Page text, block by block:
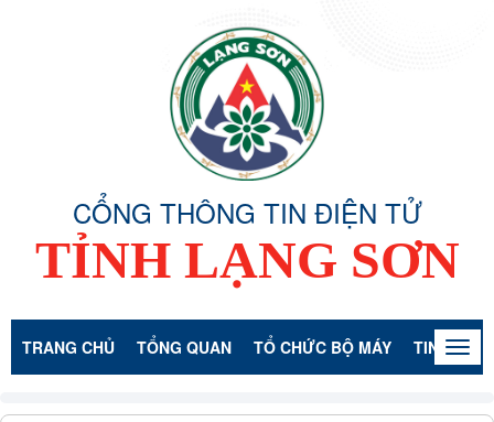
CỔNG THÔNG TIN ĐIỆN TỬ
TỈNH LẠNG SƠN
TRANG CHỦ TỔNG QUAN TỔ CHỨC BỘ MÁY TIN TỨC -